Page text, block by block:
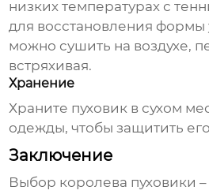
низких температурах с
для восстановления формы
можно сушить на воздухе,
встряхивая.
Хранение
Храните пуховик в сухом
одежды, чтобы защитить
Заключение
Выбор королева пуховики